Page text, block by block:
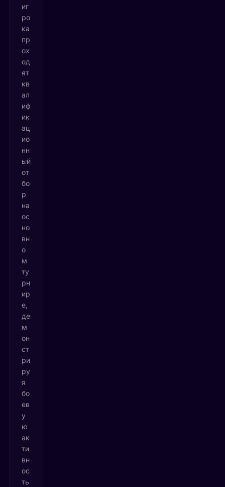
иг
ро
ка
пр
ох
од
ят
кв
ал
иф
ик
ац
ио
нн
ый
от
бо
р
на
ос
но
вн
о
м
ту
рн
ир
е,
де
м
он
ст
ри
ру
я
бо
ев
у
ю
ак
ти
вн
ос
ть